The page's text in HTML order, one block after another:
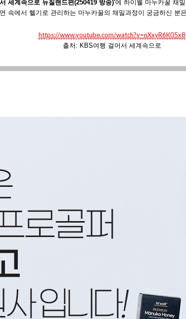
세계속으로 뉴질랜드편(250419 방송)'에 하이웰 마누카꿀 채
속에서 헬기로 관리하는 마누카꿀의 채밀과정이 궁금하신 분은
https://www.youtube.com/watch?v=nXxyR6K05x8
출처: KBS여행 걸어서 세계속으로